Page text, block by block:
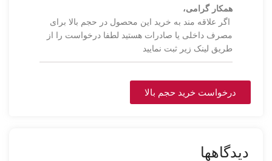
همکار گرامی،
اگر علاقه مند به خرید این محصول در حجم بالا برای
مصرف داخلی یا صادرات هستید لطفا درخواست را از
طریق لینک زیر ثبت نمایید
درخواست خرید حجم بالا
دیدگاهها